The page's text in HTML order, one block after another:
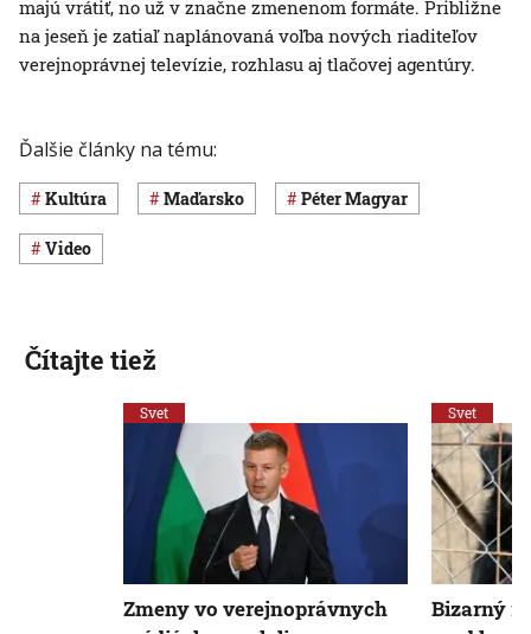
majú vrátiť, no už v značne zmenenom formáte. Približne
na jeseň je zatiaľ naplánovaná voľba nových riaditeľov
verejnoprávnej televízie, rozhlasu aj tlačovej agentúry.
Ďalšie články na tému:
Kultúra Maďarsko Péter Magyar
Video
Čítajte tiež
Svet
Zmeny vo verejnoprávnych
Svet
Bizarný